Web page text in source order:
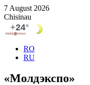
7 August 2026
Chisinau
RO
RU
«Молдэкспо»